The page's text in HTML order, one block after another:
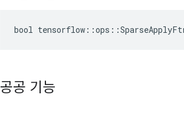
bool
공공 기능